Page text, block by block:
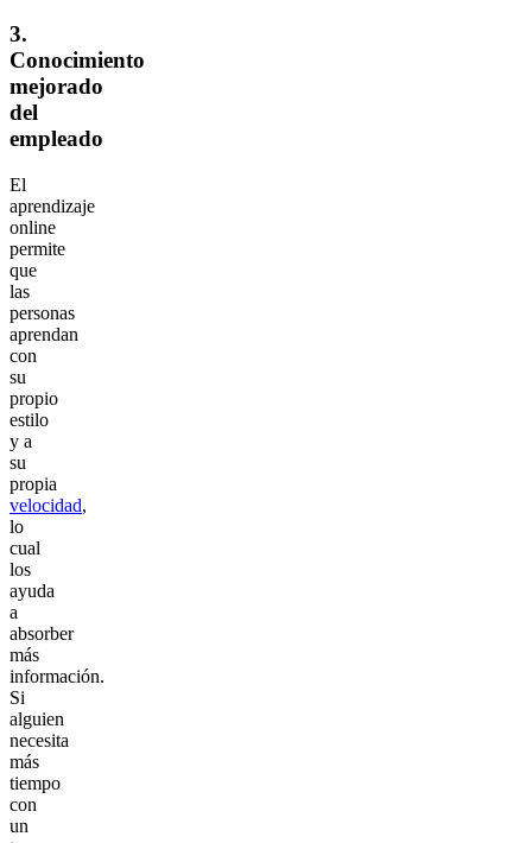
3.
Conocimiento
mejorado
del
empleado
El
aprendizaje
online
permite
que
las
personas
aprendan
con
su
propio
estilo
y a
su
propia
velocidad,
lo
cual
los
ayuda
a
absorber
más
información.
Si
alguien
necesita
más
tiempo
con
un